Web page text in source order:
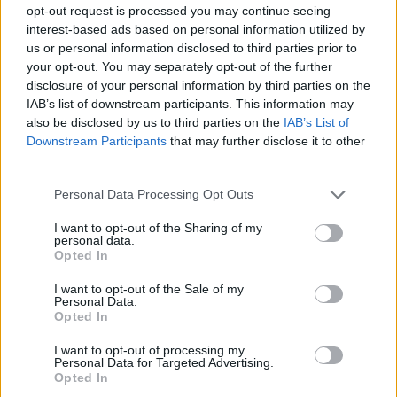
opt-out request is processed you may continue seeing
interest-based ads based on personal information utilized by
us or personal information disclosed to third parties prior to
your opt-out. You may separately opt-out of the further
disclosure of your personal information by third parties on the
IAB’s list of downstream participants. This information may
also be disclosed by us to third parties on the IAB’s List of
Downstream Participants that may further disclose it to other
Personal Data Processing Opt Outs
I want to opt-out of the Sharing of my
personal data.
Opted In
I want to opt-out of the Sale of my
Personal Data.
Opted In
I want to opt-out of processing my
Personal Data for Targeted Advertising.
Opted In
Durrës/ 40-vjeçari humb
ndjenjat në kantierin e
ndërtimit dhe ndërron jetë
Aksident i trefishtë në
rrugën Sarandë-Ksamil,
njëri nga të plagosurit
Misteri rreth takimit sekret
Pezeshkian-Khamenei në
makinë me xhama të errët,
duke e dëgjuar njëri-
Mallakastër/ Zjarri del
Pas Ngrëçanit, pritet
të fundit